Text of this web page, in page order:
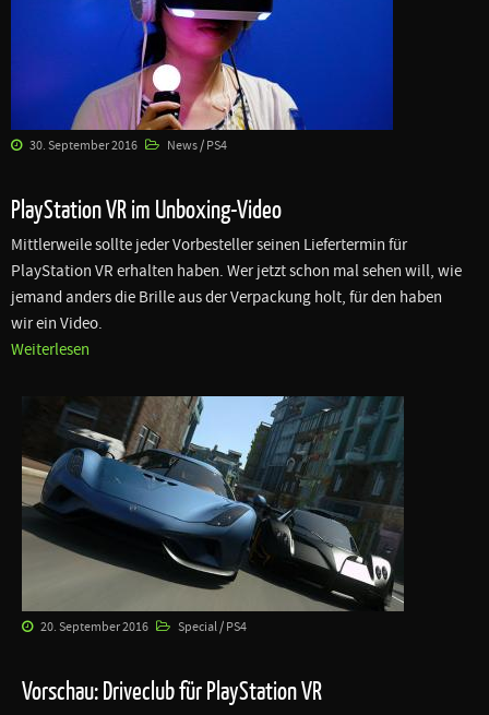
30. September 2016 News / PS4
PlayStation VR im Unboxing-Video
Mittlerweile sollte jeder Vorbesteller seinen Liefertermin für
PlayStation VR erhalten haben. Wer jetzt schon mal sehen will, wie
jemand anders die Brille aus der Verpackung holt, für den haben
wir ein Video.
Weiterlesen
20. September 2016 Special / PS4
Vorschau: Driveclub für PlayStation VR